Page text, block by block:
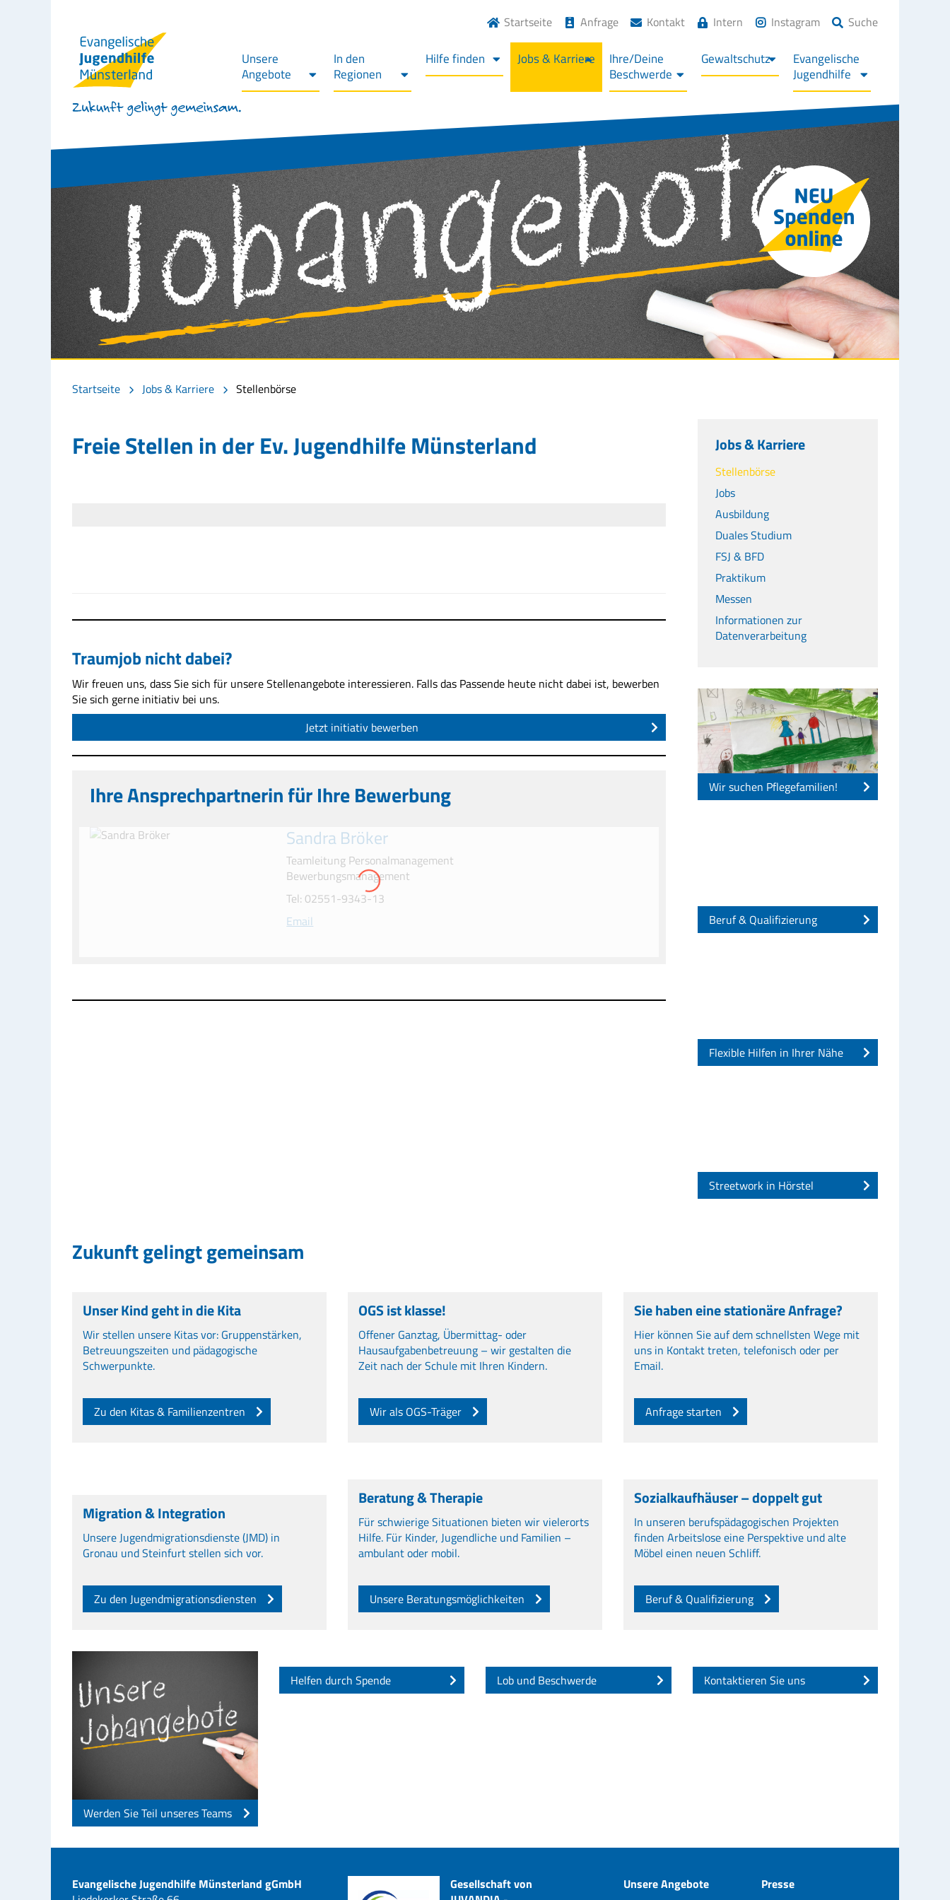
Startseite Anfrage Kontakt Intern Instagram Suche
Unsere
Angebote
In den
Regionen
Hilfe finden Jobs & Karriere
Ihre/Deine
Beschwerde
Gewaltschutz
Evangelische
Jugendhilfe
Startseite Jobs & Karriere Stellenbörse
Freie Stellen in der Ev. Jugendhilfe Münsterland
Traumjob nicht dabei?
Wir freuen uns, dass Sie sich für unsere Stellenangebote interessieren. Falls das Passende heute nicht dabei ist, bewerben
Sie sich gerne initiativ bei uns.
Jetzt initiativ bewerben
Ihre Ansprechpartnerin für Ihre Bewerbung
Sandra Bröker
Teamleitung Personalmanagement
Bewerbungsmanagement
Tel: 02551-9343-13
Email
Jobs & Karriere
Stellenbörse
Jobs
Ausbildung
Duales Studium
FSJ & BFD
Praktikum
Messen
Informationen zur
Datenverarbeitung
Wir suchen Pflegefamilien!
Beruf & Qualifizierung
Flexible Hilfen in Ihrer Nähe
Streetwork in Hörstel
Zukunft gelingt gemeinsam
Unser Kind geht in die Kita
Wir stellen unsere Kitas vor: Gruppenstärken,
Betreuungszeiten und pädagogische
Schwerpunkte.
Zu den Kitas & Familienzentren
OGS ist klasse!
Offener Ganztag, Übermittag- oder
Hausaufgabenbetreuung – wir gestalten die
Zeit nach der Schule mit Ihren Kindern.
Wir als OGS-Träger
Sie haben eine stationäre Anfrage?
Hier können Sie auf dem schnellsten Wege mit
uns in Kontakt treten, telefonisch oder per
Email.
Anfrage starten
Migration & Integration
Unsere Jugendmigrationsdienste (JMD) in
Gronau und Steinfurt stellen sich vor.
Zu den Jugendmigrationsdiensten
Beratung & Therapie
Für schwierige Situationen bieten wir vielerorts
Hilfe. Für Kinder, Jugendliche und Familien –
ambulant oder mobil.
Unsere Beratungsmöglichkeiten
Sozialkaufhäuser – doppelt gut
In unseren berufspädagogischen Projekten
finden Arbeitslose eine Perspektive und alte
Möbel einen neuen Schliff.
Beruf & Qualifizierung
Werden Sie Teil unseres Teams
Helfen durch Spende Lob und Beschwerde Kontaktieren Sie uns
Evangelische Jugendhilfe Münsterland gGmbH
Gesellschaft von
Unsere Angebote Presse